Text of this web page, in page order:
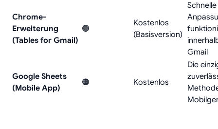
Chrome-
Erweiterung
(Tables for Gmail)
🟢
Kostenlos
(Basisversion)
Schnelle
Gmail
Google Sheets
(Mobile App)
🟠 Kostenlos
Die